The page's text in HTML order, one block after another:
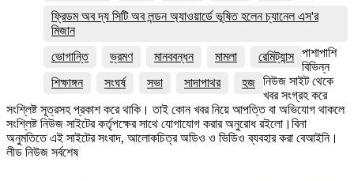
ফ্রিডম অব দ্য সিটি অব লন্ডন অ্যাওয়ার্ডে ভূষিত হলেন চ্যানেল এস'র
মিজান
ভোগান্তি
ভ্রমণ মানববন্ধন মামলা
রেমিট্যান্স
শিক্ষাঙ্গন
সংঘর্ষ সভা সাদাপাথর হজ
পাশাপাশি
বিভিন্ন
নিউজ সাইট থেকে
খবর সংগ্রহ করে
সংশ্লিষ্ট সূত্রসহ প্রকাশ করে থাকি। তাই কোন খবর নিয়ে আপত্তি বা অভিযোগ থাকলে
সংশ্লিষ্ট নিউজ সাইটের কর্তৃপক্ষের সাথে যোগাযোগ করার অনুরোধ রইলো।বিনা
অনুমতিতে এই সাইটের সংবাদ, আলোকচিত্র অডিও ও ভিডিও ব্যবহার করা বেআইনি।
লীড নিউজ সর্বশেষ